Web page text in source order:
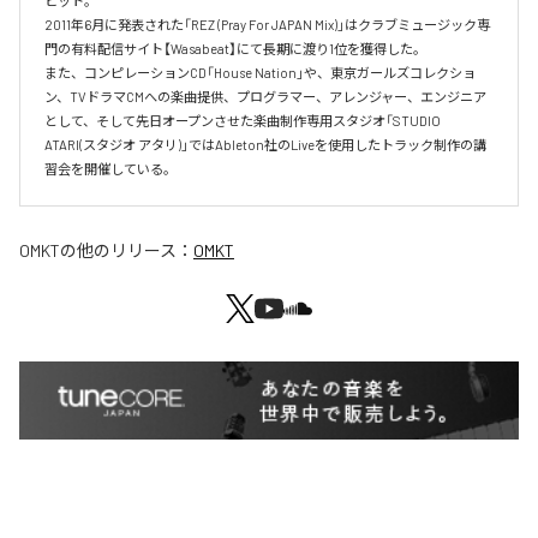
2011年6月に発表された「REZ (Pray For JAPAN Mix)」はクラブミュージック専
門の有料配信サイト【Wasabeat】にて長期に渡り1位を獲得した。
また、コンピレーションCD「House Nation」や、東京ガールズコレクショ
ン、TVドラマCMへの楽曲提供、プログラマー、アレンジャー、エンジニア
として、そして先日オープンさせた楽曲制作専用スタジオ「STUDIO
ATARI(スタジオ アタリ)」ではAbleton社のLiveを使用したトラック制作の講
習会を開催している。
OMKTの他のリリース： OMKT